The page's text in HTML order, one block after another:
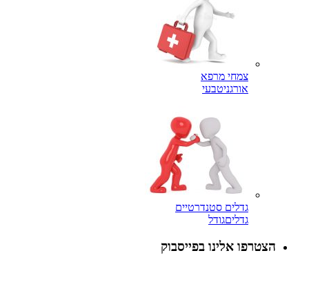
צמחי מרפא
אורגניטבעי
גדלים סטנדרטיים
גדליםגודל
הצטרפו אלינו בפייסבוק